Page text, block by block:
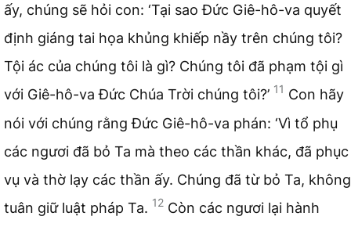
ấy, chúng sẽ hỏi con: ‘Tại sao Đức Giê-hô-va quyết
định giáng tai họa khủng khiếp nầy trên chúng tôi?
Tội ác của chúng tôi là gì? Chúng tôi đã phạm tội gì
với Giê-hô-va Đức Chúa Trời chúng tôi?’ 11 Con hãy
nói với chúng rằng Đức Giê-hô-va phán: ‘Vì tổ phụ
các ngươi đã bỏ Ta mà theo các thần khác, đã phục
vụ và thờ lạy các thần ấy. Chúng đã từ bỏ Ta, không
tuân giữ luật pháp Ta. 12 Còn các ngươi lại hành